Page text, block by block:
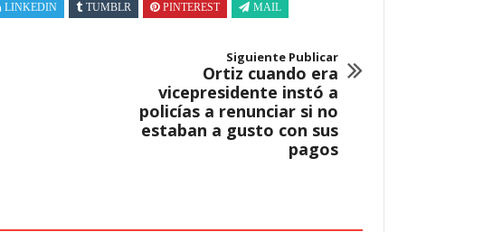
LINKEDIN TUMBLR PINTEREST MAIL
Siguiente Publicar
Ortiz cuando era
vicepresidente instó a
policías a renunciar si no
estaban a gusto con sus
pagos